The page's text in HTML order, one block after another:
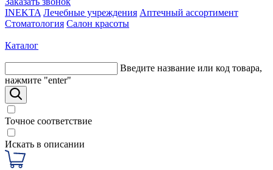
INEKTA Лечебные учреждения Аптечный ассортимент
Стоматология Салон красоты
Каталог
Введите название или код товара,
нажмите "enter"
Точное соответствие
Искать в описании